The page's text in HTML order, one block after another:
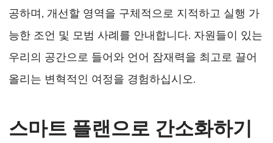
공하며, 개선할 영역을 구체적으로 지적하고 실행 가
능한 조언 및 모범 사례를 안내합니다. 자원들이 있는
우리의 공간으로 들어와 언어 잠재력을 최고로 끌어
올리는 변혁적인 여정을 경험하십시오.
스마트 플랜으로 간소화하기